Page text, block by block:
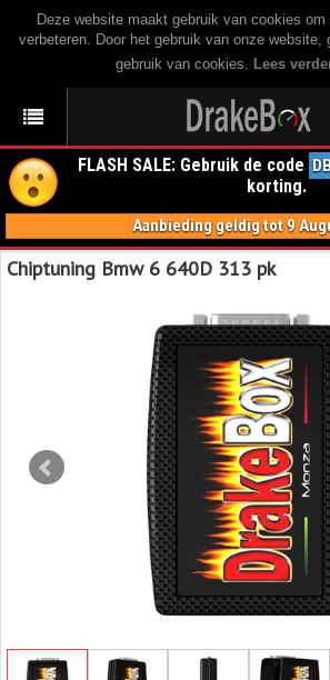
Deze website maakt gebruik van cookies
verbeteren. Door het gebruik van onze website,
gebruik van cookies. Lees
FLASH SALE: Gebruik de code
korting.
Aanbieding geldig tot 9
Chiptuning Bmw 6 640D 313 pk